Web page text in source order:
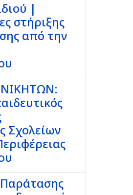
|
στήριξης
από την
Σχολείων